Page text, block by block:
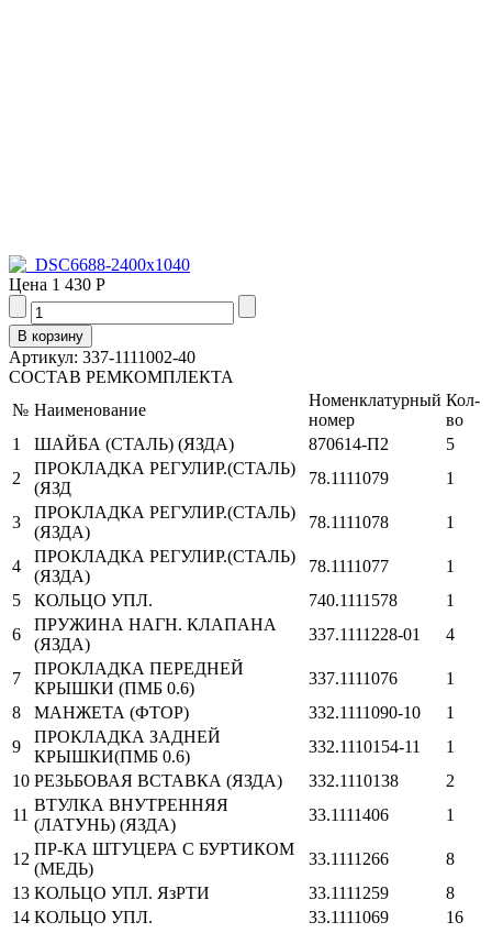
Цена 1 430 Р
Артикул: 337-1111002-40
СОСТАВ РЕМКОМПЛЕКТА
№ Наименование
Номенклатурный
номер
Кол-
во
1
ШАЙБА (СТАЛЬ) (ЯЗДА) 870614-П2
5
2
ПРОКЛАДКА РЕГУЛИР.(СТАЛЬ)
(ЯЗД
78.1111079 1
3
ПРОКЛАДКА РЕГУЛИР.(СТАЛЬ)
(ЯЗДА)
78.1111078 1
4
ПРОКЛАДКА РЕГУЛИР.(СТАЛЬ)
(ЯЗДА)
78.1111077
1
5
КОЛЬЦО УПЛ. 740.1111578
1
6
ПРУЖИНА НАГН. КЛАПАНА
(ЯЗДА)
337.1111228-01 4
7
ПРОКЛАДКА ПЕРЕДНЕЙ
КРЫШКИ (ПМБ 0.6)
337.1111076
1
8
МАНЖЕТА (ФТОР) 332.1111090-10
1
9
ПРОКЛАДКА ЗАДНЕЙ
КРЫШКИ(ПМБ 0.6)
332.1110154-11
1
10 РЕЗЬБОВАЯ ВСТАВКА (ЯЗДА) 332.1110138
2
11
ВТУЛКА ВНУТРЕННЯЯ
(ЛАТУНЬ) (ЯЗДА)
33.1111406 1
12
ПР-КА ШТУЦЕРА С БУРТИКОМ
(МЕДЬ)
33.1111266
8
13 КОЛЬЦО УПЛ. ЯзРТИ 33.1111259
8
14 КОЛЬЦО УПЛ. 33.1111069
16